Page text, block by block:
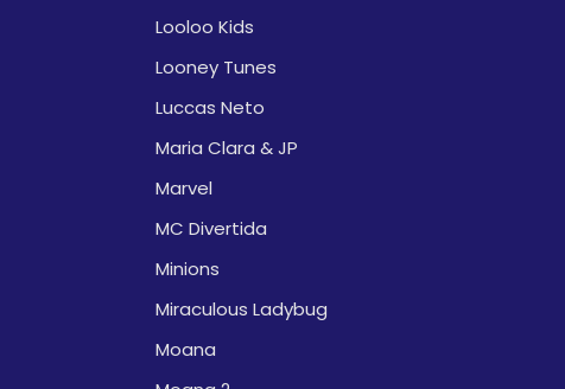
Looloo Kids
Looney Tunes
Luccas Neto
Maria Clara & JP
Marvel
MC Divertida
Minions
Miraculous Ladybug
Moana